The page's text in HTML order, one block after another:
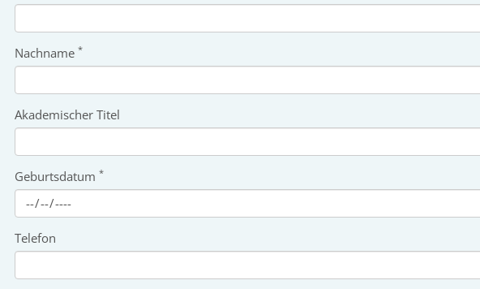
Nachname *
Akademischer Titel
Geburtsdatum *
Telefon